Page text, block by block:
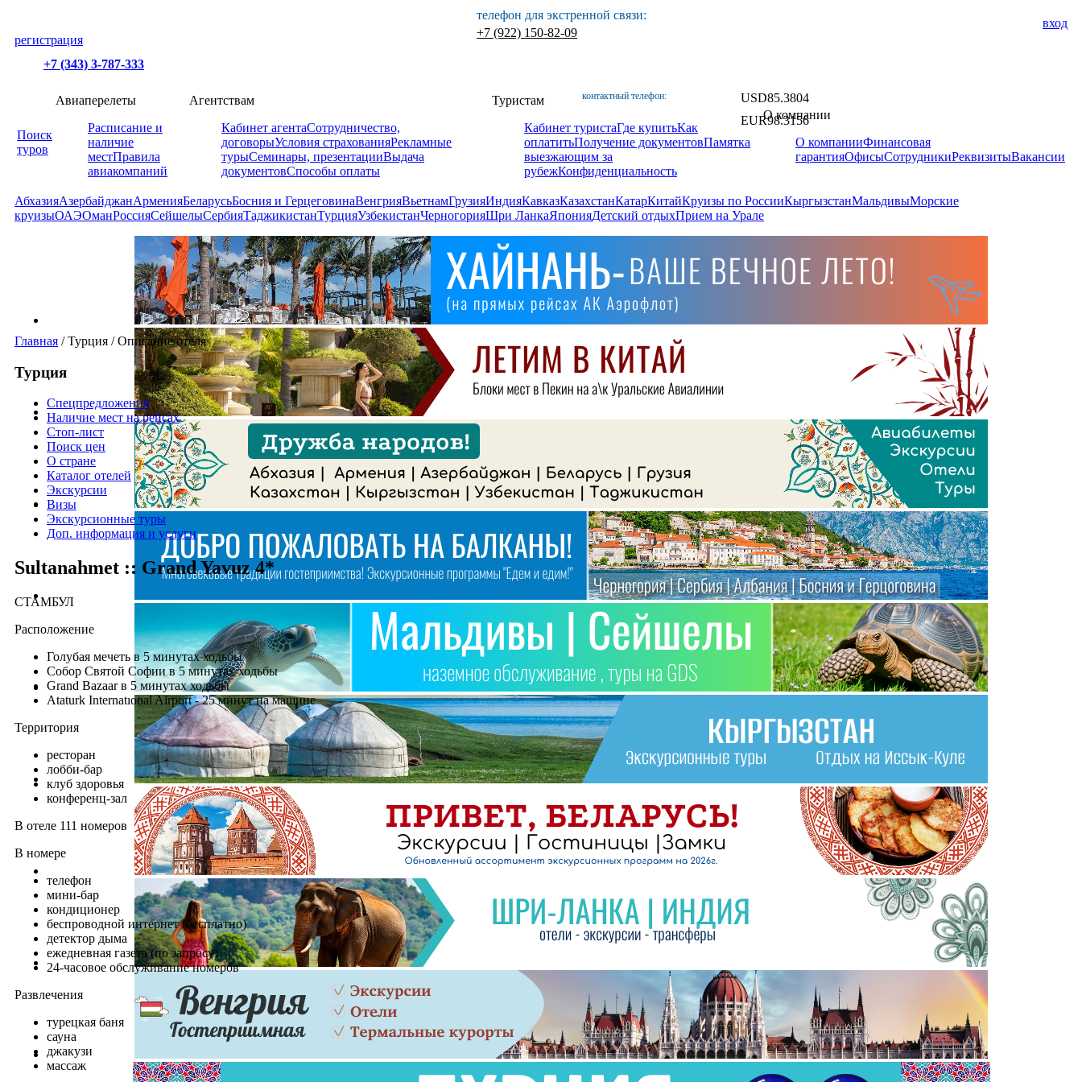
вход
регистрация
+7 (343) 3-787-333
телефон для экстренной связи:
+7 (922) 150-82-09
контактный телефон: USD85.3804
EUR98.3156
Поиск
туров
Авиаперелеты
Расписание и
наличие
местПравила
авиакомпаний
Агентствам
Кабинет агентаСотрудничество,
договорыУсловия страхованияРекламные
турыСеминары, презентацииВыдача
документовСпособы оплаты
Туристам
Кабинет туристаГде купитьКак
оплатитьПолучение документовПамятка
выезжающим за
рубежКонфиденциальность
О компании
О компанииФинансовая
гарантияОфисыСотрудникиРеквизитыВакансии
АбхазияАзербайджанАрменияБеларусьБосния и ГерцеговинаВенгрияВьетнамГрузияИндияКавказКазахстанКатарКитайКруизы по РоссииКыргызстанМальдивыМорские
круизыОАЭОманРоссияСейшелыСербияТаджикистанТурцияУзбекистанЧерногорияШри ЛанкаЯпонияДетский отдыхПрием на Урале
Главная /Турция /Описание отеля
Турция
Спецпредложения
Наличие мест на рейсах
Стоп-лист
Поиск цен
О стране
Каталог отелей
Экскурсии
Визы
Экскурсионные туры
Доп. информация и услуги
Sultanahmet :: Grand Yavuz 4*
СТАМБУЛ
Расположение
Голубая мечеть в 5 минутах ходьбы
Собор Святой Софии в 5 минутах ходьбы
Grand Bazaar в 5 минутах ходьбы
Ataturk Internatıonal Airport - 25 минут на машине
Территория
ресторан
лобби-бар
клуб здоровья
конференц-зал
В отеле 111 номеров
В номере
телефон
мини-бар
кондиционер
беспроводной интернет (бесплатно)
детектор дыма
ежедневная газета (по запросу)
24-часовое обслуживание номеров
Развлечения
турецкая баня
сауна
джакузи
массаж